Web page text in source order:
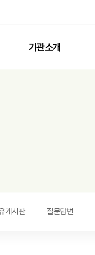
기관소개
게시판 질문답변